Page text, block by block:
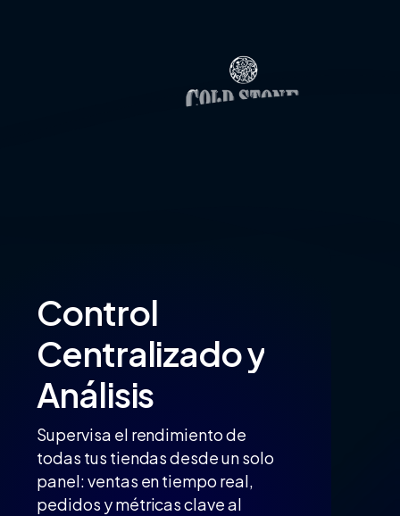
Control
Centralizadoy
Análisis
Supervisa el rendimiento de
todas tus tiendas desde un solo
panel: ventas en tiempo real,
pedidos y métricas clave al